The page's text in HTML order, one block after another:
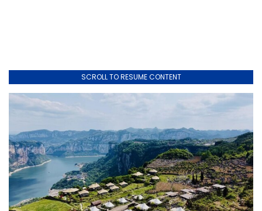
SCROLL TO RESUME CONTENT